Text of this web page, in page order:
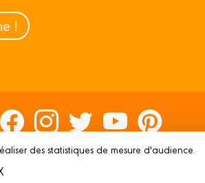
!
des statistiques de mesure d'audience.